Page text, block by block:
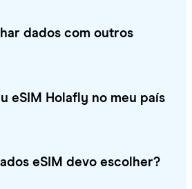
dados com outros
eSIM Holafly no meu país
eSIM devo escolher?